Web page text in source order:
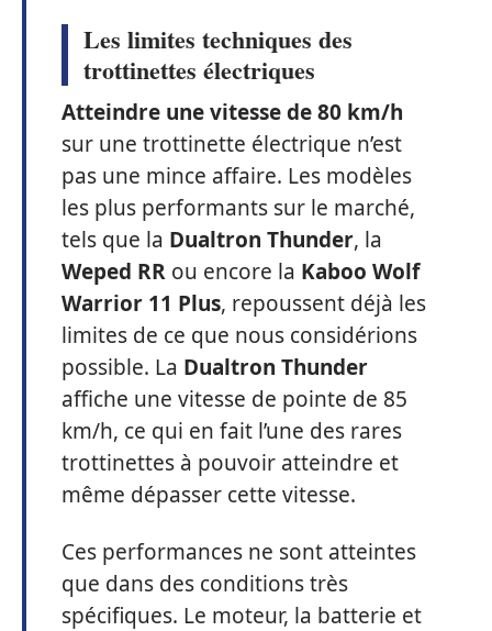
Les limites techniques des
trottinettes électriques
Atteindre une vitesse de 80 km/h
sur une trottinette électrique n’est
pas une mince affaire. Les modèles
les plus performants sur le marché,
tels que la Dualtron Thunder, la
Weped RR ou encore la Kaboo Wolf
Warrior 11 Plus, repoussent déjà les
limites de ce que nous considérions
possible. La Dualtron Thunder
affiche une vitesse de pointe de 85
km/h, ce qui en fait l’une des rares
trottinettes à pouvoir atteindre et
même dépasser cette vitesse.
Ces performances ne sont atteintes
que dans des conditions très
spécifiques. Le moteur, la batterie et